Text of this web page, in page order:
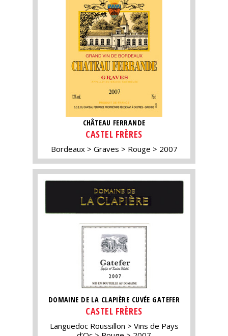
CHÂTEAU FERRANDE
CASTEL FRÈRES
Bordeaux Graves Rouge 2007
DOMAINE DE LA CLAPIÈRE CUVÉE GATEFER
CASTEL FRÈRES
Languedoc Roussillon
Vins de Pays